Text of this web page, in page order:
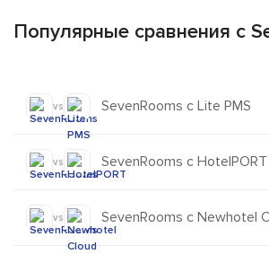
Популярные сравнения с
vs SevenRooms с Lite PMS
vs SevenRooms с HotelPORT
vs SevenRooms с Newhotel